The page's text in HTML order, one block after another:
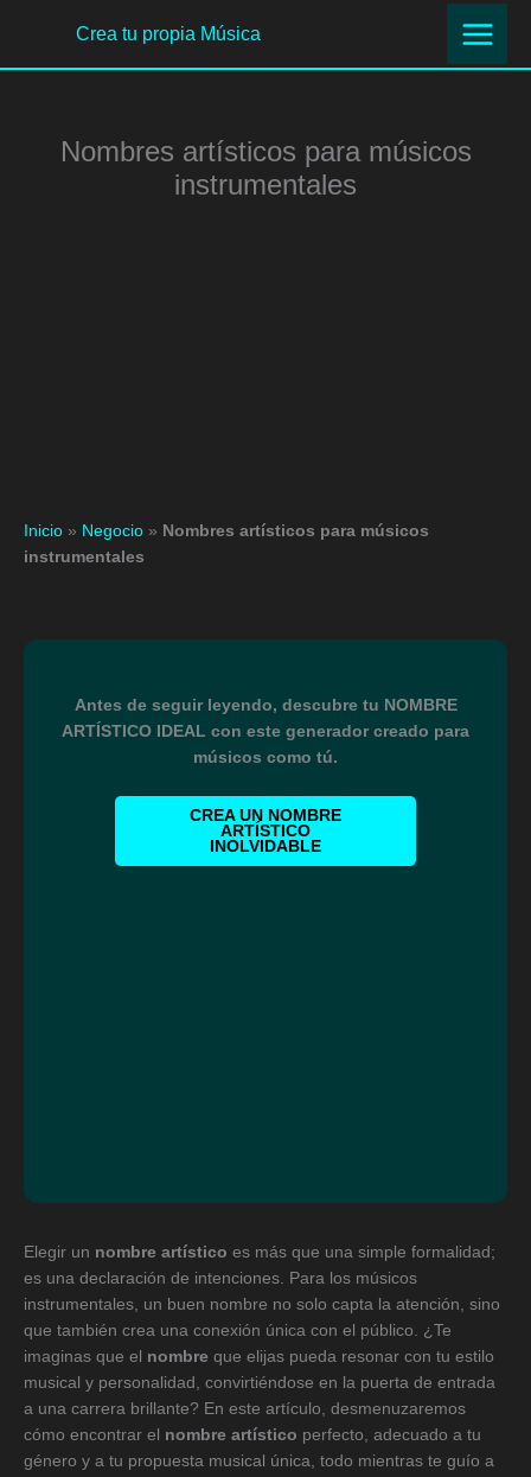
contenido
Crea tu propia Música
Nombres artísticos para músicos
instrumentales
Inicio » Negocio » Nombres artísticos para músicos
instrumentales
Antes de seguir leyendo, descubre tu NOMBRE
ARTÍSTICO IDEAL con este generador creado para
músicos como tú.
CREA UN NOMBRE
ARTÍSTICO
INOLVIDABLE
Elegir un nombre artístico es más que una simple formalidad;
es una declaración de intenciones. Para los músicos
instrumentales, un buen nombre no solo capta la atención, sino
que también crea una conexión única con el público. ¿Te
imaginas que el nombre que elijas pueda resonar con tu estilo
musical y personalidad, convirtiéndose en la puerta de entrada
a una carrera brillante? En este artículo, desmenuzaremos
cómo encontrar el nombre artístico perfecto, adecuado a tu
género y a tu propuesta musical única, todo mientras te guío a